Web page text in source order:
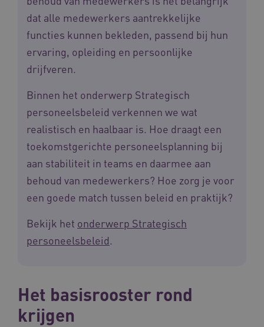
dat alle medewerkers aantrekkelijke
functies kunnen bekleden, passend bij hun
ervaring, opleiding en persoonlijke
drijfveren.
Binnen het onderwerp Strategisch
personeelsbeleid verkennen we wat
realistisch en haalbaar is. Hoe draagt een
toekomstgerichte personeelsplanning bij
aan stabiliteit in teams en daarmee aan
behoud van medewerkers? Hoe zorg je voor
een goede match tussen beleid en praktijk?
Bekijk het onderwerp Strategisch
personeelsbeleid.
Het basisrooster rond
krijgen
Noodzakelijke cookies
Analytische cookies
Marketing cookies
Deze functionele en technische cookies zorgen
ervoor dat de website werkt. Deze cookies
worden altijd geplaatst en maken geen inbreuk
op uw privacy.
www.waardigheidentrots.nl
BCSessionID vilans.blueconic.net
__Secure-ROLLOUT_TOKEN